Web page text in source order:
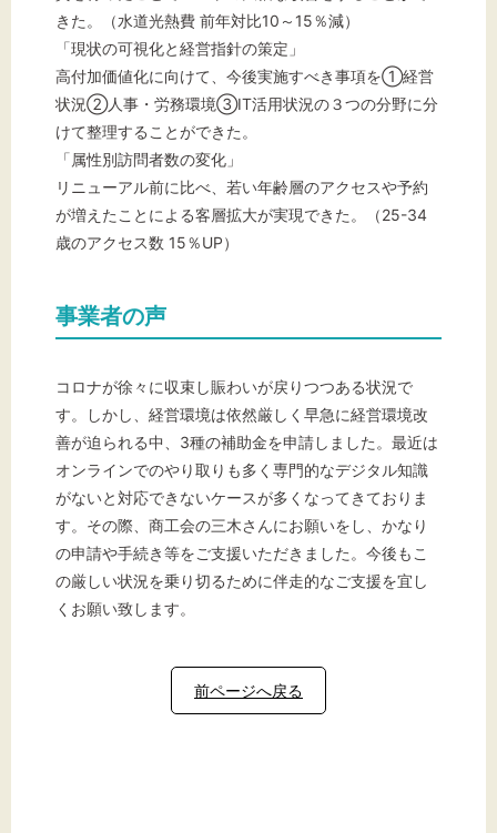
きた。（水道光熱費 前年対比10～15％減）
「現状の可視化と経営指針の策定」
高付加価値化に向けて、今後実施すべき事項を①経営
状況②人事・労務環境③IT活用状況の３つの分野に分
けて整理することができた。
「属性別訪問者数の変化」
リニューアル前に比べ、若い年齢層のアクセスや予約
が増えたことによる客層拡大が実現できた。（25-34
歳のアクセス数 15％UP）
事業者の声
コロナが徐々に収束し賑わいが戻りつつある状況で
す。しかし、経営環境は依然厳しく早急に経営環境改
善が迫られる中、3種の補助金を申請しました。最近は
オンラインでのやり取りも多く専門的なデジタル知識
がないと対応できないケースが多くなってきておりま
す。その際、商工会の三木さんにお願いをし、かなり
の申請や手続き等をご支援いただきました。今後もこ
の厳しい状況を乗り切るために伴走的なご支援を宜し
くお願い致します。
前ページへ戻る